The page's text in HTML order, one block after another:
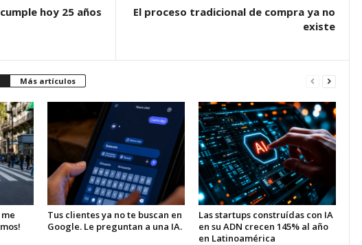
hoy 25 años
El proceso tradicional de compra ya no
existe
Más artículos
Tus clientes ya no te buscan en
Google. Le preguntan a una IA.
Las startups construídas con IA
en su ADN crecen 145% al año
en Latinoamérica